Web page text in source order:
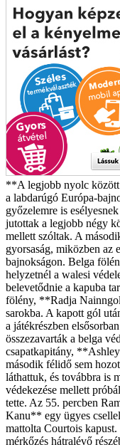
**A legjobb nyolc között
a labdarúgó Európa-
győzelemre is
jutottak a legjobb négy
mellett szóltak. A
gyorsaság, miközben az
bajnokságon. Belga
helyzetnél a walesi
belevetődnie a kapuba
fölény, **Radja
sarokba. A kapott gól
a játékrészben
összezavarták a belga
csapatkapitány,
második félidő sem
láthattuk, és továbbra is
védekezése mellett
tette. Az 55. percben
Kanu** egy ügyes
mattolta Courtois
mérkőzés hátralévő